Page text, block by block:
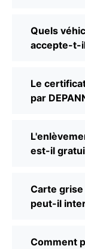
Quels
accepte-t-
Le
par
est-il
Carte grise
peut-il
Comment